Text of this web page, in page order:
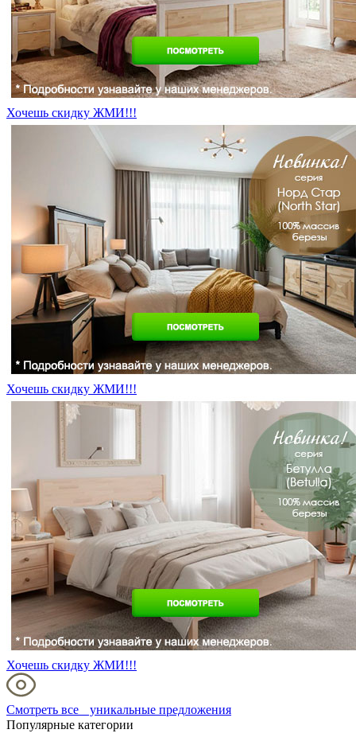
Хочешь скидку ЖМИ!!!
Хочешь скидку ЖМИ!!!
Хочешь скидку ЖМИ!!!
Смотреть все уникальные предложения
Популярные категории